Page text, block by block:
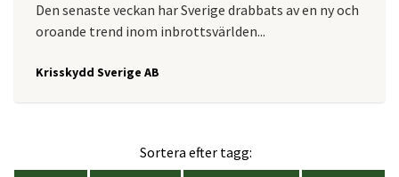
Den senaste veckan har Sverige drabbats av en ny och
oroande trend inom inbrottsvärlden...
Krisskydd Sverige AB
Sortera efter tagg: